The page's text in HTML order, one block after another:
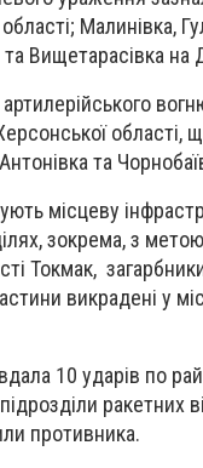
Малинівка,
та Вищетарасівка
області,
та
місцеву
зокрема, з
Токмак,
викрадені у
10 ударів по
ракетних
противника.